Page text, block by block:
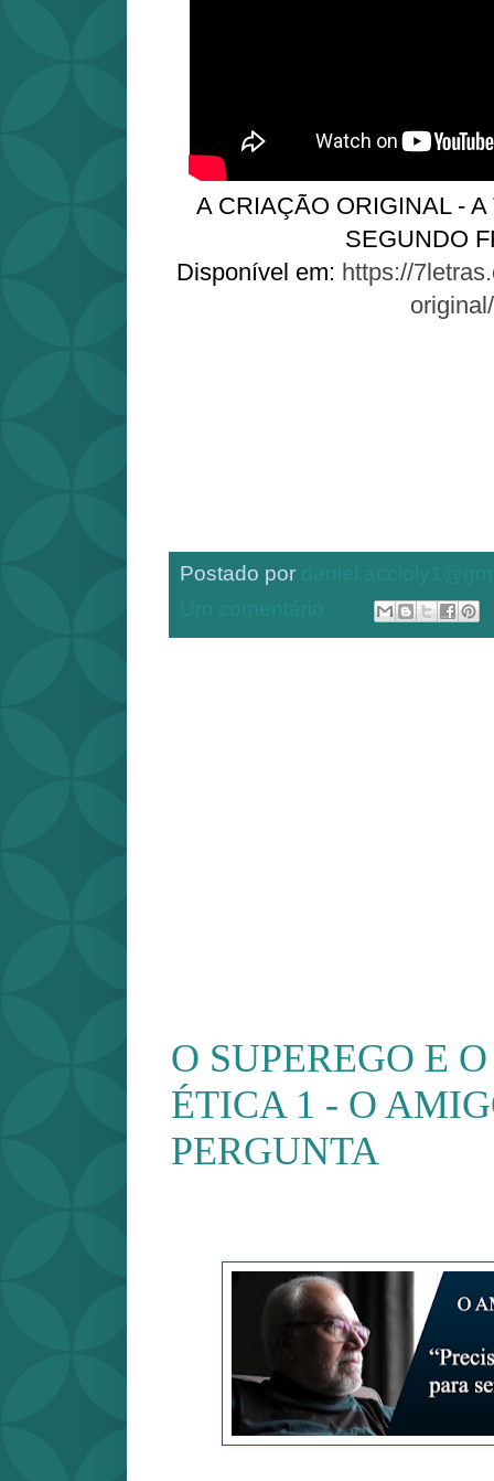
A CRIAÇÃO ORIGINAL -
SEGUNDO
Disponível em: https://
original/
Postado por
O SUPEREGO E
ÉTICA 1 - O
PERGUNTA